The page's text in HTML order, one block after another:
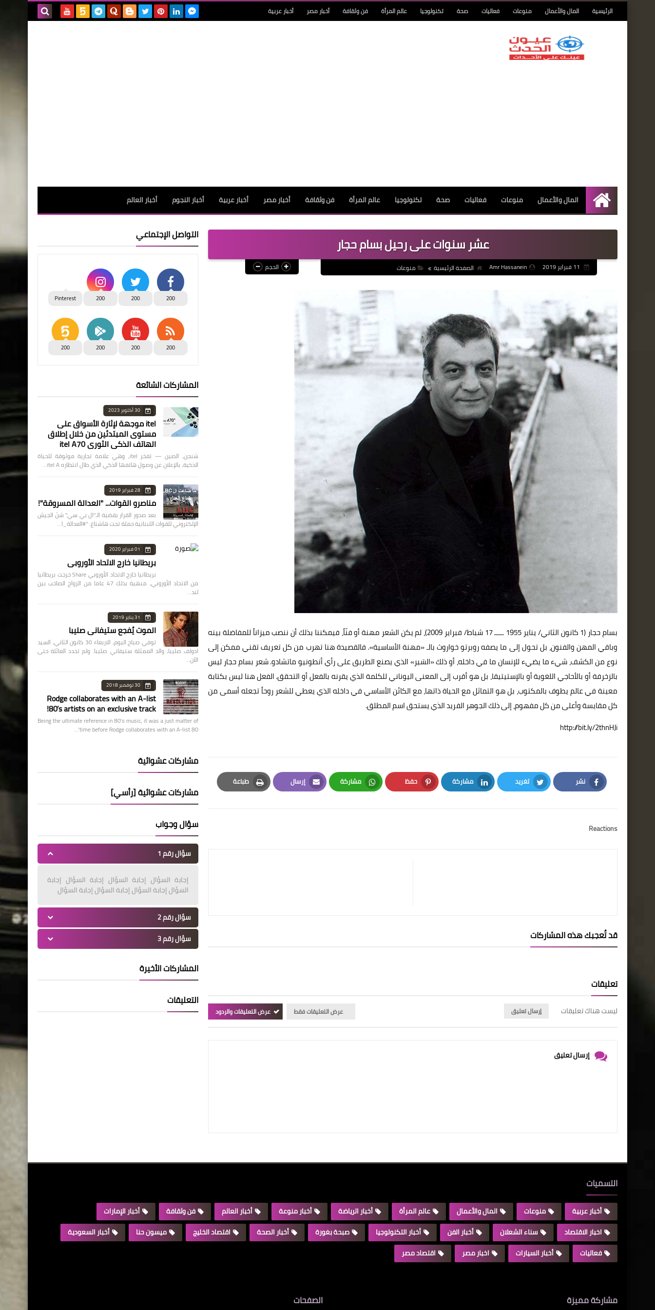
الرئيسية المال والأعمال منوعات فعاليات صحة تكنولوجيا عالم المرأة فن وثقافة أخبار مصر أخبار عربية
الرئيسية
المال والأعمال منوعات فعاليات صحة تكنولوجيا عالم المرأة فن وثقافة أخبار مصر أخبار عربية أخبار النجوم أخبار العالم
عشر سنوات على رحيل بسام حجار
Amr Hassanein الصفحة الرئيسية منوعات الحجم
بسام حجار (1 كانون الثاني/ يناير 1955 ـــــ 17 شباط/ فبراير 2009)، لم يكن الشعر مهنة أو فنّاً، فيمكننا بذلك أن ننصب ميزاناً للمفاضلة بينه
وباقي المهن والفنون، بل تحول إلى ما يصفه روبرتو خواروث بالـ «مهنة الأساسية». فالقصيدة هنا تهرب من كل تعريف تقني ممكن إلى
نوع من الكشف، شيء ما يضيء للإنسان ما في داخله، أو ذلك «السَير» الذي يصنع الطريق على رأي أنطونيو ماتشادو. شعر بسام حجار ليس
بالزخرفة أو بالأحاجي اللغوية أو بالإستيتيقا، بل هو أقرب إلى المعنى اليوناني للكلمة الذي يقرنه بالفعل أو التحقق. الفعل هنا ليس بكتابة
معينة في عالم يطوف بالمكتوب، بل هو التماثل مع الحياة ذاتها، مع الكائن الأساسي في داخله الذي يعطي للشعر روحاً تجعله أسمى من
كل مقايسة وأعلى من كل مفهوم، إلى ذلك الجوهر الفريد الذي يستحق اسم المطلق.
http://bit.ly/2thnHJi
نشر
Facebook
تغريد
Twitter
مشاركة
LinkedIn
حفظ
Pinterest
مشاركة
Whatsapp
إرسال
Email
طباعة
Print
Reactions
قد تُعجبك هذه المشاركات
تعليقات
ليست هناك تعليقات إرسال تعليق عرض التعليقات فقط عرض التعليقات والردود
إرسال تعليق
التواصل الإجتماعي
200
200
200
Pinterest
200
200
200
200
المشاركات الشائعة
30 أكتوبر 2023
itel موجهة لإثارة الأسواق على
مستوى المبتدئين من خلال إطلاق
الهاتف الذكي الثوري itel A70
شنجن، الصين — تفخر itel، وهي علامة تجارية موثوقة للحياة
الذكية، بالإعلان عن وصول هاتفها الذكي الذي طال انتظاره itel A…
28 فبراير 2019
مناصرو القوات... "العدالة المسروقة"!
بعد صدور القرار بقضية الـ"ال بي سي" شنّ الجيش
الإلكتروني للقوات اللبنانية حملة تحت هاشتاغ: "#العدالة_ا…
01 فبراير 2020
بريطانيا خارج الاتحاد الأوروبي
بريطانيا خارج الاتحاد الأوروبي Share خرجت بريطانيا
من الاتحاد الأوروبي، منهية بذلك 47 عاما من الزواج الصاخب بين
لند…
31 يناير 2019
الموت يُفجع ستيفاني صليبا
توفي صباح اليوم، الاربعاء 30 كانون الثاني، السيد
ادولف صليبا، والد الممثلة ستيفاني صليبا. ولم تحدد العائلة حتى
الآن…
30 نوفمبر 2018
Rodge collaborates with an A-list
80’s artists on an exclusive track!
Being the ultimate reference in 80’s music, it was a just matter of
time before Rodge collaborates with an A-list 80’…
مشاركات عشوائية
مشاركات عشوائية [رأسي]
سؤال وجواب
سؤال رقم 1
إجابة السؤال إجابة السؤال إجابة السؤال إجابة
السؤال إجابة السؤال إجابة السؤال إجابة السؤال
سؤال رقم 2
سؤال رقم 3
المشاركات الأخيرة
التعليقات
التسميات
أخبار عربية منوعات المال والأعمال عالم المرأة أخبار الرياضة أخبار منوعة أخبار العالم فن وثقافة
أخبار الإمارات
اخبار الاقتصاد
سناء الشعلان أخبار الفن أخبار التكنولوجيا صبحة بغورة أخبار الصحة اقتصاد الخليج ميسون حنا
أخبار السعودية
فعاليات
أخبار السيارات اخبار مصر اقتصاد مصر
مشاركة مميزة الصفحات